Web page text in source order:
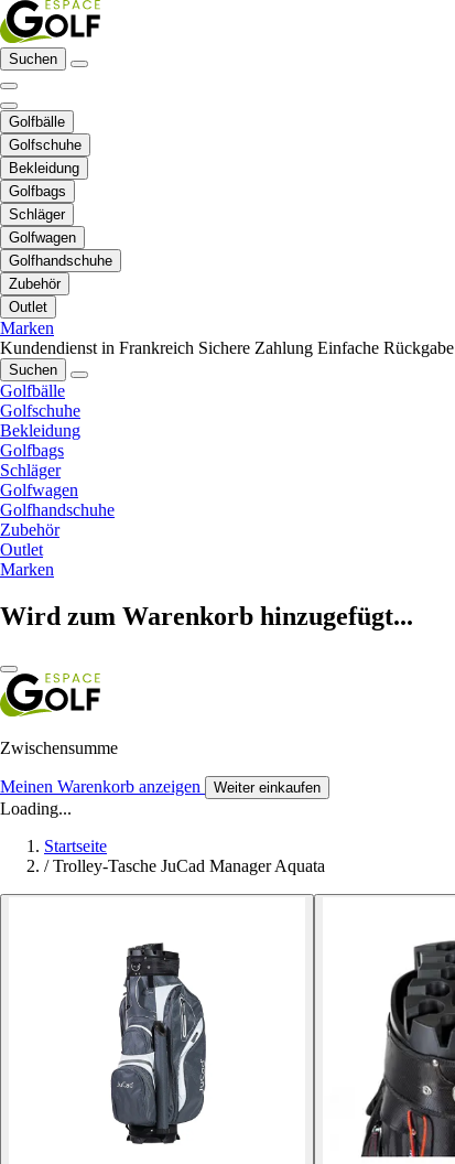
Suchen
Golfbälle
Golfschuhe
Bekleidung
Golfbags
Schläger
Golfwagen
Golfhandschuhe
Zubehör
Outlet
Marken
Kundendienst in Frankreich Sichere Zahlung Einfache Rückgabe
Suchen
Golfbälle
Golfschuhe
Bekleidung
Golfbags
Schläger
Golfwagen
Golfhandschuhe
Zubehör
Outlet
Marken
Wird zum Warenkorb hinzugefügt...
Zwischensumme
Meinen Warenkorb anzeigen Weiter einkaufen
Loading...
Startseite
/ Trolley-Tasche JuCad Manager Aquata